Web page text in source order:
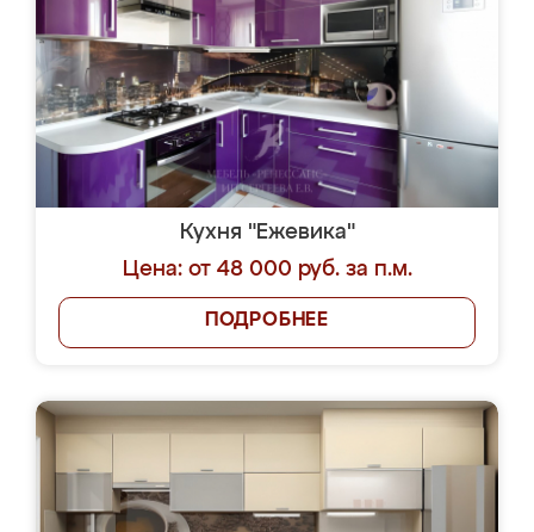
Кухня "Ежевика"
Цена: от 48 000 руб. за п.м.
ПОДРОБНЕЕ